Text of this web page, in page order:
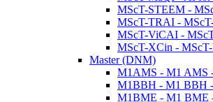
MScT-STEEM -
MScT-TRAI -
MScT-ViCAI -
MScT-XCin -
Master (DNM)
M1AMS - M1 AMS -
M1BBH - M1 BBH -
M1BME - M1 BME